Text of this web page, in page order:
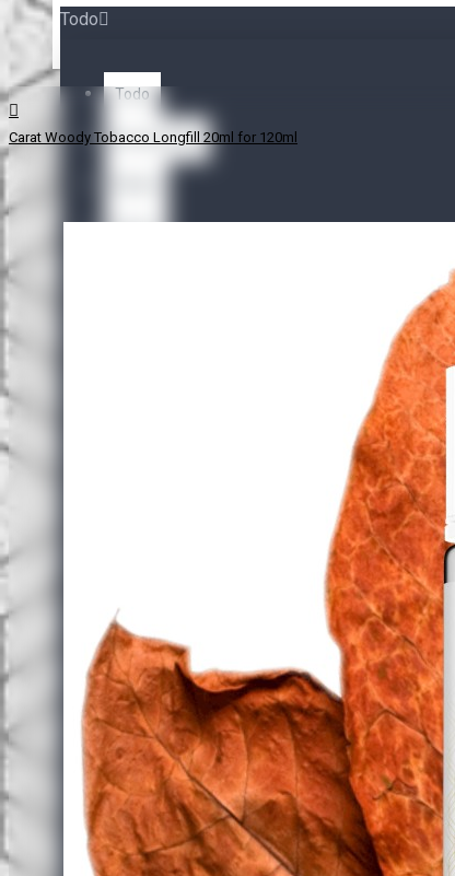
Todo
Todo
Accessories
Legacy
Nectar
Sweet Dreams
SweetUp
Terra
The Dons
Carat Woody Tobacco Longfill 20ml for 120ml